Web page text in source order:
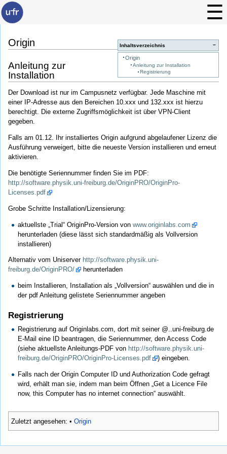
−
Inhaltsverzeichnis
Origin
Anleitung zur Installation
Registrierung
Origin
Anleitung zur
Installation
Der Download ist nur im Campusnetz verfügbar. Jede Maschine mit
einer IP-Adresse aus den Bereichen 10.xxx und 132.xxx ist hierzu
berechtigt. Die externe Zugriffsmöglichkeit ist über VPN-Client
gegeben.
Falls am 01.12. Ihr installiertes Origin aufgrund abgelaufener Lizenz die
Ausführung verweigert, bitte die neueste Version installieren und erneut
aktivieren.
Die benötigte Seriennummer finden Sie im PDF:
http://software.physik.uni-freiburg.de/OriginPRO/OriginPro-
Licenses.pdf
Grobe Schritte Installation/Lizensierung:
aktuellste „Trial“ OriginPro-Version vonwww.originlabs.com
herunterladen (diese lässt sich standardmäßig als Vollversion
installieren)
Alternativ vom Uniserver http://software.physik.uni-
freiburg.de/OriginPRO/
herunterladen
beim Installieren, Installation als „Vollversion“ auswählen und die in
der pdf Anleitung gelistete Seriennummer angeben
Registrierung
Registrierung auf Originlabs.com, dort mit seiner @..uni-freiburg.de
E-Mail eine ID beantragen, die Seriennummer, den Access Code
(siehe aktuellste Anleitungs-PDF von http://software.physik.uni-
freiburg.de/OriginPRO/OriginPro-Licenses.pdf
) eingeben.
Falls nach der Origin Computer ID und Authorization Code gefragt
wird, erhält man sie, indem man beim Öffnen „Get a Licence File
now, this Computer has no internet connection“ auswählt.
Zuletzt angesehen: • Origin